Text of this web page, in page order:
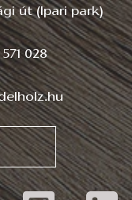
út (Ipari park)
571 028